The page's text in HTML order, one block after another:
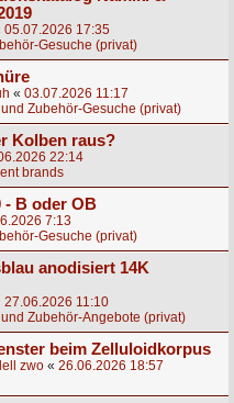
05.07.2026 17:35
Gesuche (privat)
« 03.07.2026 11:17
Zubehör-Gesuche (privat)
Kolben raus?
22:14
brands
- B oder OB
7:13
Gesuche (privat)
anodisiert 14K
27.06.2026 11:10
Zubehör-Angebote (privat)
beim Zelluloidkorpus
zwo « 26.06.2026 18:57